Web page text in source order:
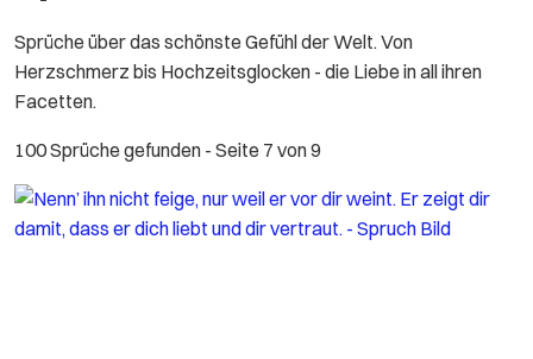
Sprüche über das schönste Gefühl der Welt. Von
Herzschmerz bis Hochzeitsglocken - die Liebe in all ihren
Facetten.
100 Sprüche gefunden - Seite 7 von 9